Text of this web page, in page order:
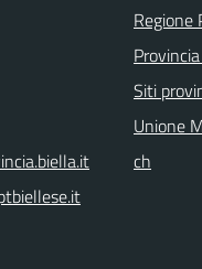
Regione
Siti
Unione
ch